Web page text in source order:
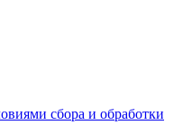
сбора и обработки